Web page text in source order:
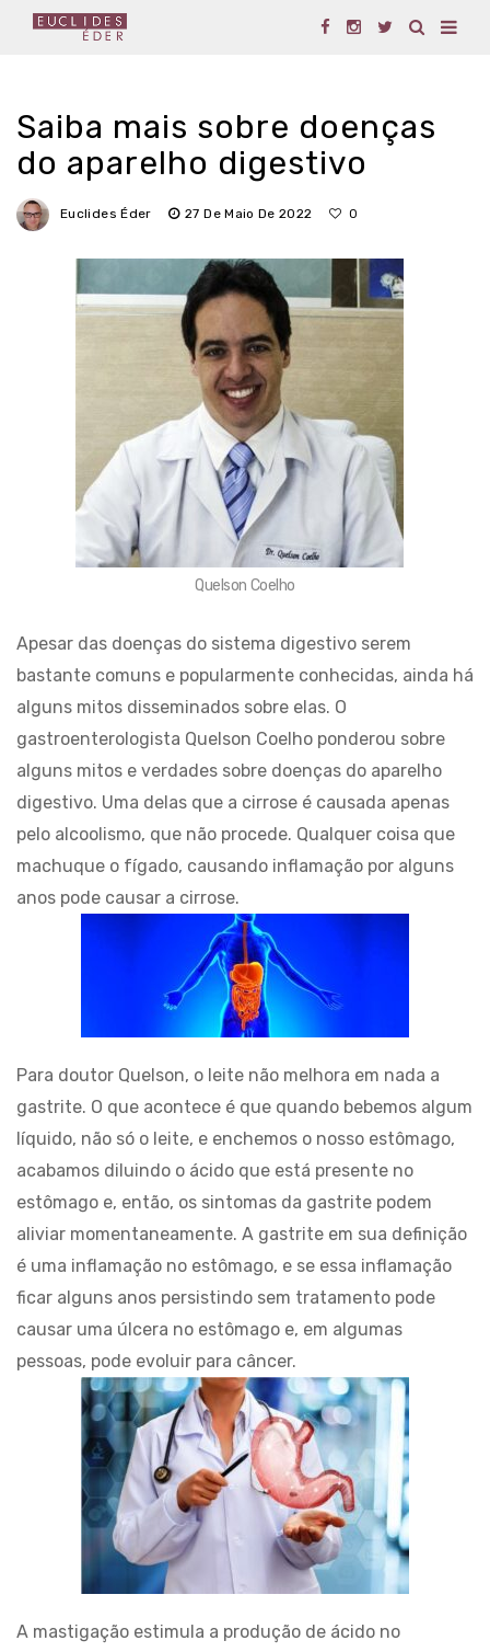
Saiba mais sobre doenças
do aparelho digestivo
Euclides Éder 27 De Maio De 2022 0
Quelson Coelho
Apesar das doenças do sistema digestivo serem
bastante comuns e popularmente conhecidas, ainda há
alguns mitos disseminados sobre elas. O
gastroenterologista Quelson Coelho ponderou sobre
alguns mitos e verdades sobre doenças do aparelho
digestivo. Uma delas que a cirrose é causada apenas
pelo alcoolismo, que não procede. Qualquer coisa que
machuque o fígado, causando inflamação por alguns
anos pode causar a cirrose.
Para doutor Quelson, o leite não melhora em nada a
gastrite. O que acontece é que quando bebemos algum
líquido, não só o leite, e enchemos o nosso estômago,
acabamos diluindo o ácido que está presente no
estômago e, então, os sintomas da gastrite podem
aliviar momentaneamente. A gastrite em sua definição
é uma inflamação no estômago, e se essa inflamação
ficar alguns anos persistindo sem tratamento pode
causar uma úlcera no estômago e, em algumas
pessoas, pode evoluir para câncer.
A mastigação estimula a produção de ácido no